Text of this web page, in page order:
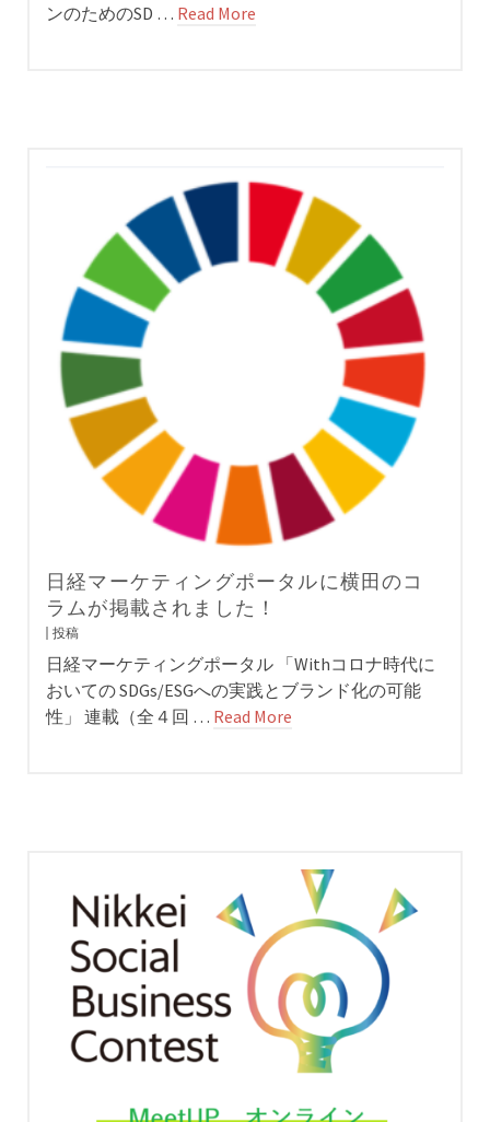
ンのためのSD … Read More
日経マーケティングポータルに横田のコ
ラムが掲載されました！
投稿
日経マーケティングポータル 「Withコロナ時代に
おいての SDGs/ESGへの実践とブランド化の可能
性」 連載（全４回 … Read More